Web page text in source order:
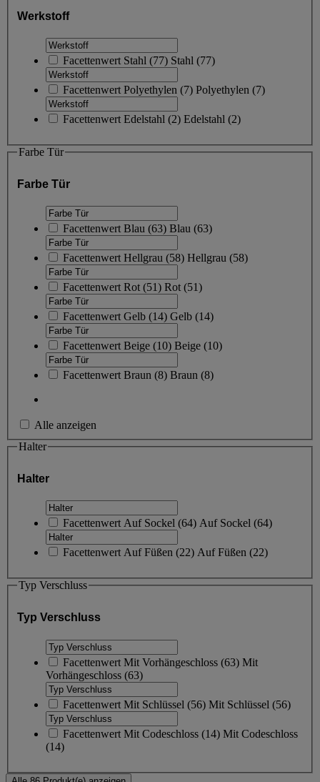
Werkstoff
Facettenwert Stahl (77) Stahl (77)
Facettenwert Polyethylen (7) Polyethylen (7)
Facettenwert Edelstahl (2) Edelstahl (2)
Farbe Tür
Farbe Tür
Facettenwert Blau (63) Blau (63)
Facettenwert Hellgrau (58) Hellgrau (58)
Facettenwert Rot (51) Rot (51)
Facettenwert Gelb (14) Gelb (14)
Facettenwert Beige (10) Beige (10)
Facettenwert Braun (8) Braun (8)
Alle anzeigen
Halter
Halter
Facettenwert Auf Sockel (64) Auf Sockel (64)
Facettenwert Auf Füßen (22) Auf Füßen (22)
Typ Verschluss
Typ Verschluss
Facettenwert Mit Vorhängeschloss (63) Mit
Vorhängeschloss (63)
Facettenwert Mit Schlüssel (56) Mit Schlüssel (56)
Facettenwert Mit Codeschloss (14) Mit Codeschloss
(14)